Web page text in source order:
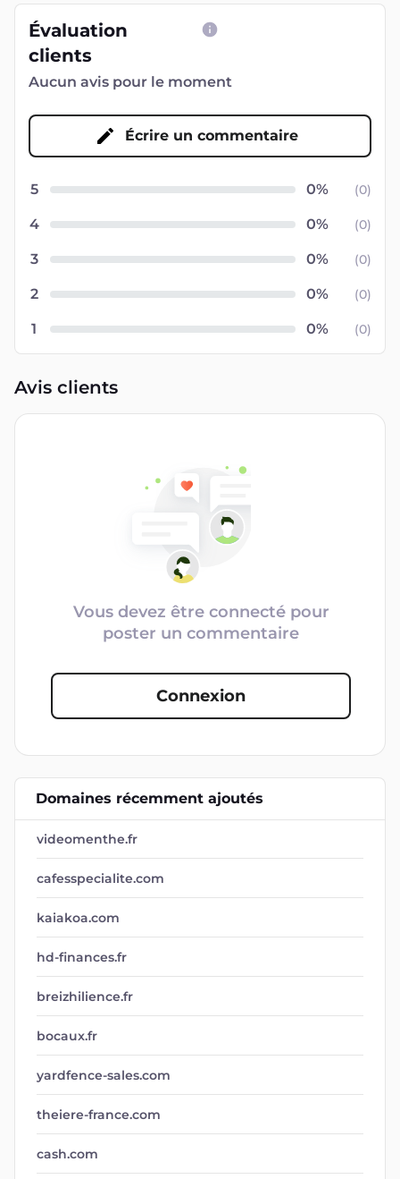
Évaluation
clients
Aucun avis pour le moment
Écrire un commentaire
5 (0)
4 (0)
3 (0)
2 (0)
1 (0)
Avis clients
Vous devez être connecté pour
poster un commentaire
Connexion
Domaines récemment ajoutés
videomenthe.fr
cafesspecialite.com
kaiakoa.com
hd-finances.fr
breizhilience.fr
bocaux.fr
yardfence-sales.com
theiere-france.com
cash.com